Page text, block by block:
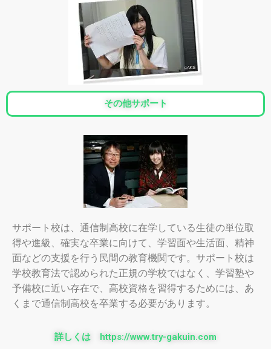
その他サポート
サポート校は、通信制高校に在学している生徒の単位取
得や進級、確実な卒業に向けて、学習面や生活面、精神
面などの支援を行う民間の教育機関です。サポート校は
学校教育法で認められた正規の学校ではなく、学習塾や
予備校に近い存在で、高校資格を習得するためには、あ
くまで通信制高校を卒業する必要があります。
詳しくは https://www.try-gakuin.com